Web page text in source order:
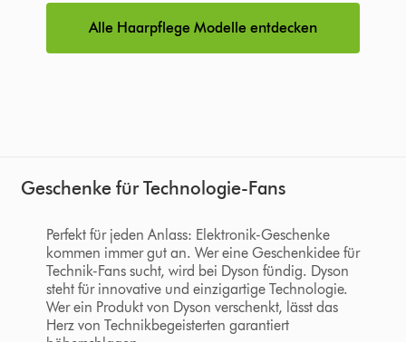
Alle Haarpflege Modelle entdecken
Geschenke für Technologie-Fans
Perfekt für jeden Anlass: Elektronik-Geschenke
kommen immer gut an. Wer eine Geschenkidee für
Technik-Fans sucht, wird bei Dyson fündig. Dyson
steht für innovative und einzigartige Technologie.
Wer ein Produkt von Dyson verschenkt, lässt das
Herz von Technikbegeisterten garantiert